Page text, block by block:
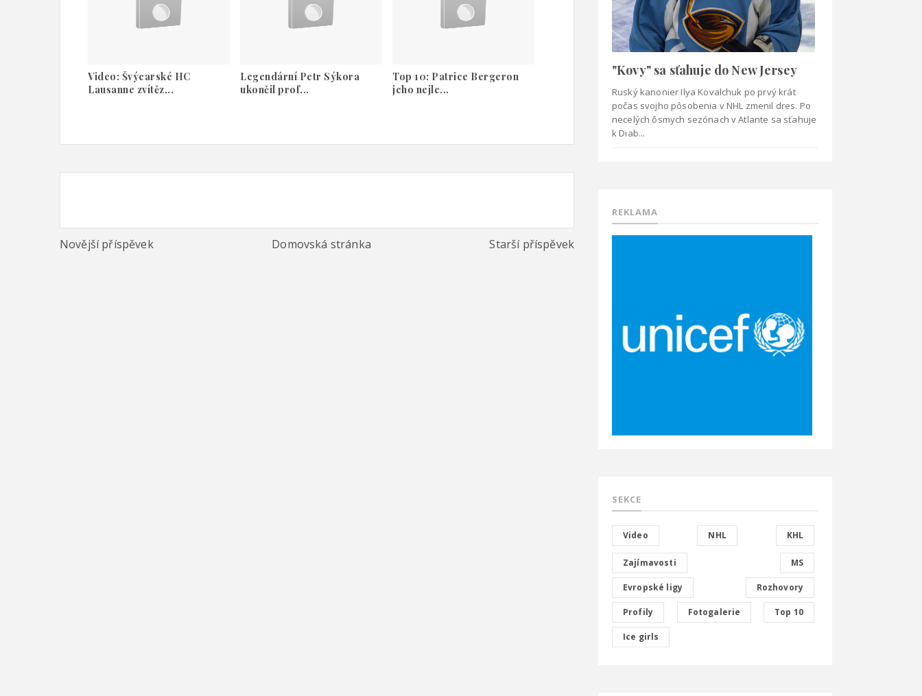
Video: Švýcarské HC
Lausanne zvítěz...
Legendární Petr Sýkora
ukončil prof...
Top 10: Patrice Bergeron
jeho nejle...
Novější příspěvek Domovská stránka Starší příspěvek
"Kovy" sa sťahuje do New Jersey
Ruský kanonier Ilya Kovalchuk po prvý krát
počas svojho pôsobenia v NHL zmenil dres. Po
necelých ôsmych sezónach v Atlante sa sťahuje
k Diab...
REKLAMA
SEKCE
Video NHL KHL
Zajímavosti MS
Evropské ligy Rozhovory
Profily Fotogalerie Top 10
Ice girls